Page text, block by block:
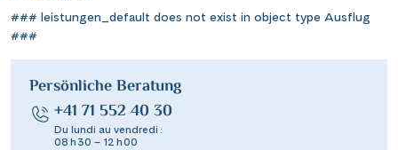
### leistungen_default does not exist in object type Ausflug
###
Persönliche Beratung
+41 71 552 40 30
Du lundi au vendredi :
08 h 30 – 12 h 00